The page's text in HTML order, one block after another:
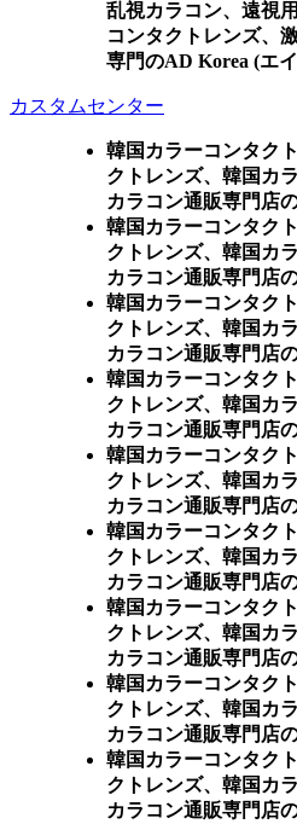
乱視カラコン、遠視
コンタクトレンズ、
専門のAD Korea (エ
カスタムセンター
韓国カラーコンタク
クトレンズ、韓国カ
カラコン通販専門店
韓国カラーコンタク
クトレンズ、韓国カ
カラコン通販専門店
韓国カラーコンタク
クトレンズ、韓国カ
カラコン通販専門店
韓国カラーコンタク
クトレンズ、韓国カ
カラコン通販専門店
韓国カラーコンタク
クトレンズ、韓国カ
カラコン通販専門店
韓国カラーコンタク
クトレンズ、韓国カ
カラコン通販専門店
韓国カラーコンタク
クトレンズ、韓国カ
カラコン通販専門店
韓国カラーコンタク
クトレンズ、韓国カ
カラコン通販専門店
韓国カラーコンタク
クトレンズ、韓国カ
カラコン通販専門店